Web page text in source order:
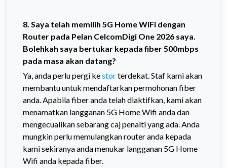
8. Saya telah memilih 5G Home WiFi dengan
Router pada Pelan CelcomDigi One 2026 saya.
Bolehkah saya bertukar kepada fiber 500mbps
pada masa akan datang?
Ya, anda perlu pergi kestorterdekat. Staf kami akan
membantu untuk mendaftarkan permohonan fiber
anda. Apabila fiber anda telah diaktifkan, kami akan
menamatkan langganan 5G Home Wifi anda dan
mengecualikan sebarang caj penalti yang ada. Anda
mungkin perlu memulangkan router anda kepada
kami sekiranya anda menukar langganan 5G Home
Wifi anda kepada fiber.